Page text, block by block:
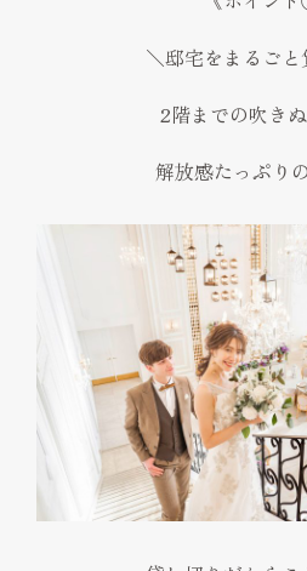
＼邸宅をまるご
2階までの吹き
解放感たっぷり